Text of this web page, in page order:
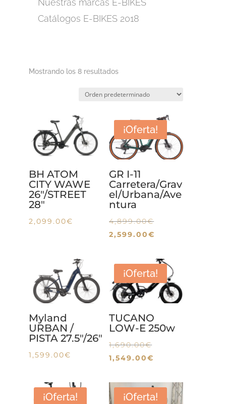
Catálogos E-BIKES 2018
Mostrando los 8 resultados
BH ATOM
CITY WAWE
26″/STREET
28″
2,099.00€
¡Oferta!
GR I-11
Carretera/Grav
el/Urbana/Ave
ntura
4,899.00€El
precio
era:
4,899.00€.
2,599.00€
actual
es:
2,599.00€.
Myland
URBAN /
PISTA 27.5″/26″
1,599.00€
¡Oferta!
TUCANO
LOW-E 250w
1,690.00€El
precio
era:
1,690.00€.
1,549.00€
actual
es:
¡Oferta! ¡Oferta!